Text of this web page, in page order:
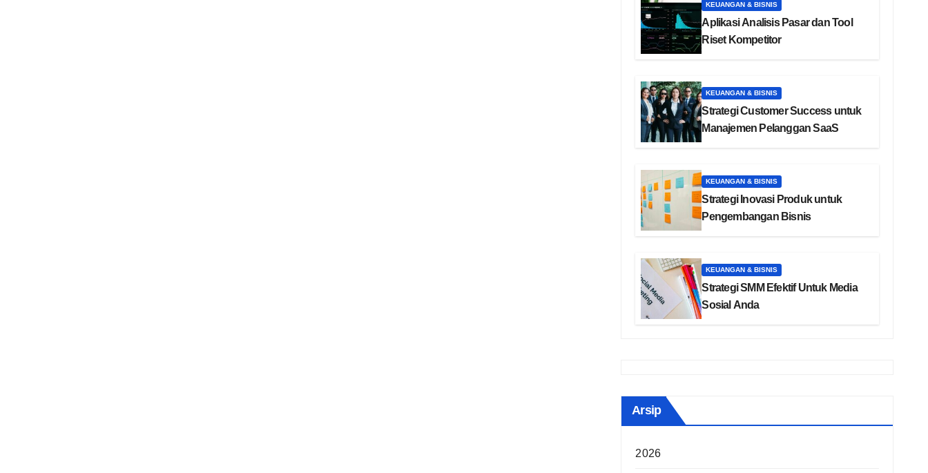
KEUANGAN & BISNIS
Aplikasi Analisis Pasar dan Tool
Riset Kompetitor
KEUANGAN & BISNIS
Strategi Customer Success untuk
Manajemen Pelanggan SaaS
KEUANGAN & BISNIS
Strategi Inovasi Produk untuk
Pengembangan Bisnis
KEUANGAN & BISNIS
Strategi SMM Efektif Untuk Media
Sosial Anda
Arsip
2026